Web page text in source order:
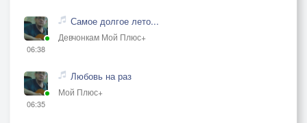
06:38
Самое долгое лето...
Девчонкам Мой Плюс+
06:35
Любовь на раз
Мой Плюс+